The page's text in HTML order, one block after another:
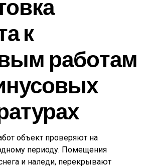
к
работам
объект проверяют на
периоду. Помещения
и наледи, перекрывают